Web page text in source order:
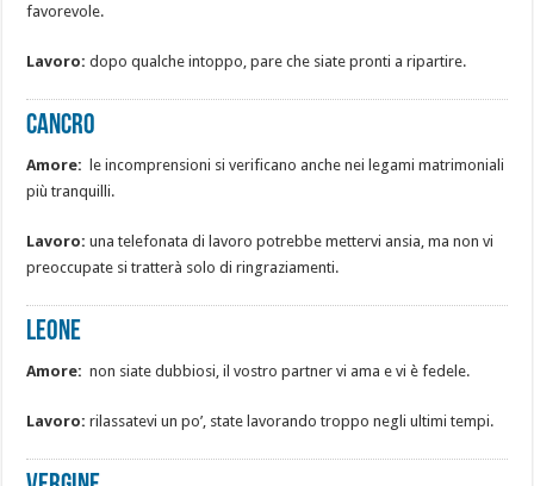
favorevole.
Lavoro: dopo qualche intoppo, pare che siate pronti a ripartire.
Cancro
Amore: le incomprensioni si verificano anche nei legami matrimoniali
più tranquilli.
Lavoro: una telefonata di lavoro potrebbe mettervi ansia, ma non vi
preoccupate si tratterà solo di ringraziamenti.
Leone
Amore: non siate dubbiosi, il vostro partner vi ama e vi è fedele.
Lavoro: rilassatevi un po’, state lavorando troppo negli ultimi tempi.